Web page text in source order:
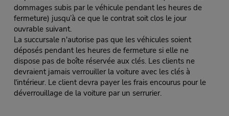
dommages subis par le véhicule pendant les heures de
fermeture) jusqu’à ce que le contrat soit clos le jour
ouvrable suivant.
La succursale n'autorise pas que les véhicules soient
déposés pendant les heures de fermeture si elle ne
dispose pas de boîte réservée aux clés. Les clients ne
devraient jamais verrouiller la voiture avec les clés à
l'intérieur. Le client devra payer les frais encourus pour le
déverrouillage de la voiture par un serrurier.